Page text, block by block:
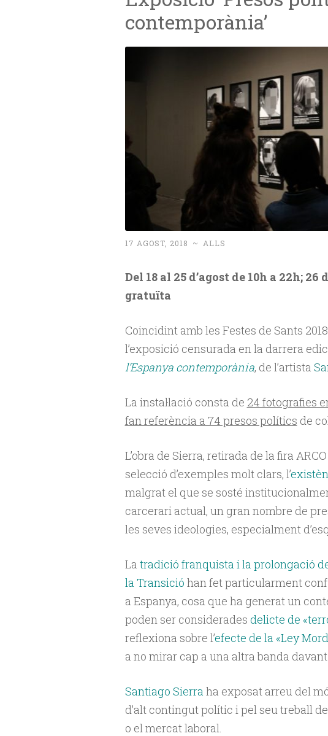
contemporània’
17 AGOST, 2018 ~ ALLS
Del 18 al 25 d’agost de 10h a 22h; 26
gratuïta
Coincidint amb les Festes de Sants
l’exposició censurada en la darrera
l’Espanya contemporània, de l’artista
La instal·lació consta de 24 fotografies
fan referència a 74 presos polítics de
L’obra de Sierra, retirada de la fira
selecció d’exemples molt clars, l’
malgrat el que se sosté
carcerari actual, un gran nombre de
les seves ideologies, especialment
La tradició franquista i la prolongació
la Transició han fet particularment
a Espanya, cosa que ha generat un
poden ser considerades delicte de
reflexiona sobre l’efecte de la «Ley
a no mirar cap a una altra banda
Santiago Sierraha exposat arreu del
d’alt contingut polític i pel seu treball
o el mercat laboral.